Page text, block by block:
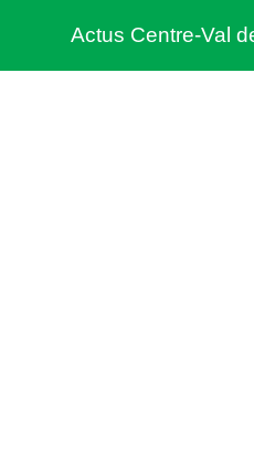
Actus Centre-Val